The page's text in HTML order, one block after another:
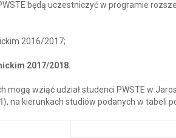
będą uczestniczyć w programie
2016/2017;
2017/2018.
mogą wziąć udział studenci PWSTE w
, na kierunkach studiów podanych w tabeli